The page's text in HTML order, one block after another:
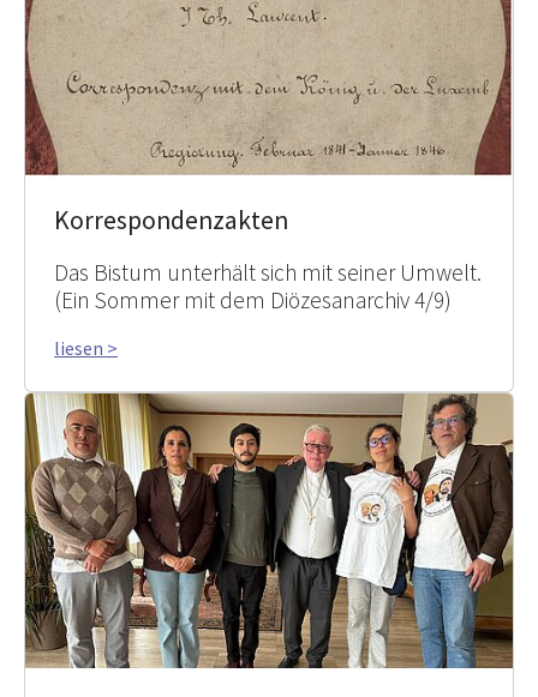
Korrespondenzakten
Das Bistum unterhält sich mit seiner Umwelt.
(Ein Sommer mit dem Diözesanarchiv 4/9)
liesen >